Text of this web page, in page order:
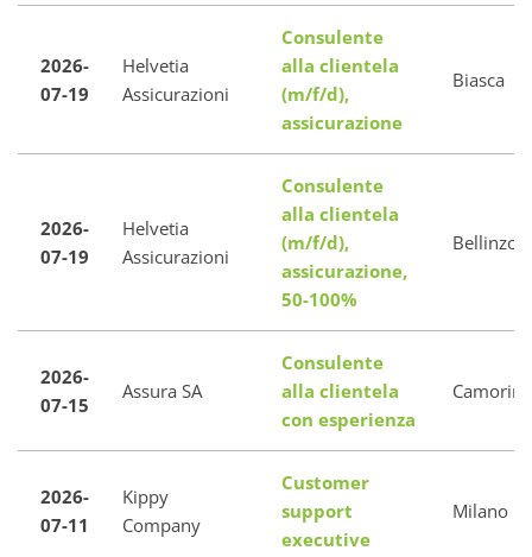
2026-
07-19
Helvetia
Assicurazioni
Consulente
alla clientela
(m/f/d),
assicurazione
Biasca
2026-
07-19
Helvetia
Assicurazioni
Consulente
alla clientela
(m/f/d),
assicurazione,
50-100%
2026-
07-15
Assura SA
Consulente
alla clientela
con esperienza
Camorino
2026-
07-11
Kippy
Company
Customer
support
executive
Milano